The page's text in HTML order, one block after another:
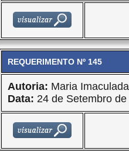
REQUERIMENTO Nº 145
Autoria: Maria
Data: 24 de Setembro de